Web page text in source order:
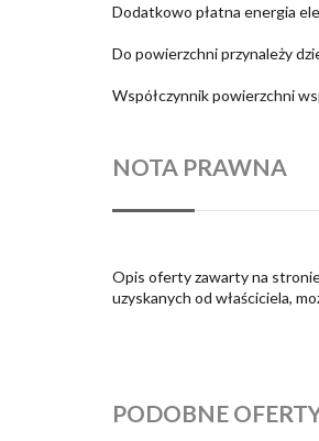
Dodatkowo płatna energia
Do powierzchni przynależy
Współczynnik powierzchni
NOTA PRAWNA
Opis oferty zawarty na
uzyskanych od właściciela,
PODOBNE